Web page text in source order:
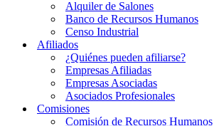
Alquiler de Salones
Banco de Recursos Humanos
Censo Industrial
Afiliados
¿Quiénes pueden afiliarse?
Empresas Afiliadas
Empresas Asociadas
Asociados Profesionales
Comisiones
Comisión de Recursos Humanos